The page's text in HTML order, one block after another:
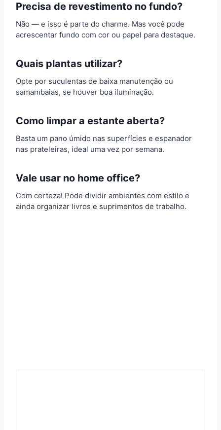
Precisa de revestimento no fundo?
Não — e isso é parte do charme. Mas você pode
acrescentar fundo com cor ou papel para destaque.
Quais plantas utilizar?
Opte por suculentas de baixa manutenção ou
samambaias, se houver boa iluminação.
Como limpar a estante aberta?
Basta um pano úmido nas superfícies e espanador
nas prateleiras, ideal uma vez por semana.
Vale usar no home office?
Com certeza! Pode dividir ambientes com estilo e
ainda organizar livros e suprimentos de trabalho.